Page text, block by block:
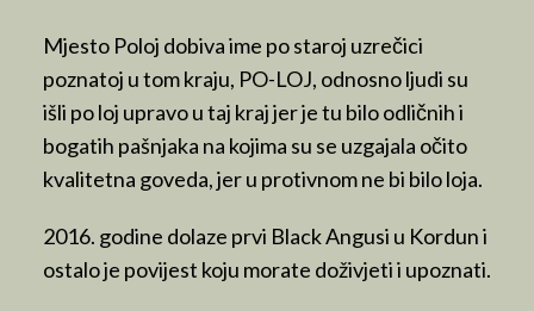
Mjesto Poloj dobiva ime po staroj uzrečici
poznatoj u tom kraju, PO-LOJ, odnosno ljudi su
išli po loj upravo u taj kraj jer je tu bilo odličnih i
bogatih pašnjaka na kojima su se uzgajala očito
kvalitetna goveda, jer u protivnom ne bi bilo loja.
2016. godine dolaze prvi Black Angusi u Kordun i
ostalo je povijest koju morate doživjeti i upoznati.